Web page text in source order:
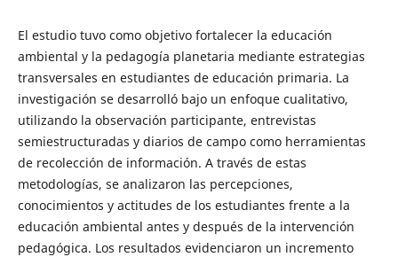
El estudio tuvo como objetivo fortalecer la educación
ambiental y la pedagogía planetaria mediante estrategias
transversales en estudiantes de educación primaria. La
investigación se desarrolló bajo un enfoque cualitativo,
utilizando la observación participante, entrevistas
semiestructuradas y diarios de campo como herramientas
de recolección de información. A través de estas
metodologías, se analizaron las percepciones,
conocimientos y actitudes de los estudiantes frente a la
educación ambiental antes y después de la intervención
pedagógica. Los resultados evidenciaron un incremento